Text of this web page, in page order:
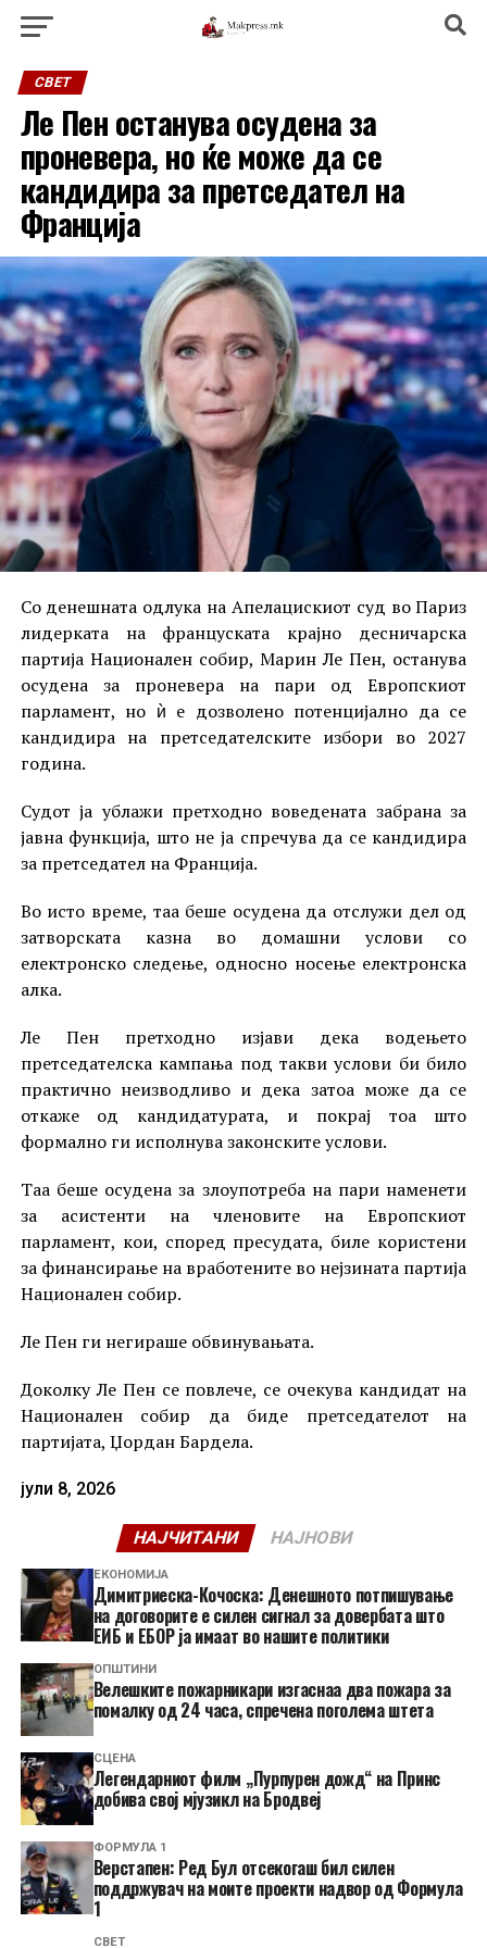
СВЕТ
Ле Пен останува осудена за
проневера, но ќе може да се
кандидира за претседател на
Франција
Со денешната одлука на Апелацискиот суд во Париз
лидерката на француската крајно десничарска
партија Национален собир, Марин Ле Пен, останува
осудена за проневера на пари од Европскиот
парламент, но ѝ е дозволено потенцијално да се
кандидира на претседателските избори во 2027
година.
Судот ја ублажи претходно воведената забрана за
јавна функција, што не ја спречува да се кандидира
за претседател на Франција.
Во исто време, таа беше осудена да отслужи дел од
затворската казна во домашни услови со
електронско следење, односно носење електронска
алка.
Ле Пен претходно изјави дека водењето
претседателска кампања под такви услови би било
практично неизводливо и дека затоа може да се
откаже од кандидатурата, и покрај тоа што
формално ги исполнува законските услови.
Таа беше осудена за злоупотреба на пари наменети
за асистенти на членовите на Европскиот
парламент, кои, според пресудата, биле користени
за финансирање на вработените во нејзината партија
Национален собир.
Ле Пен ги негираше обвинувањата.
Доколку Ле Пен се повлече, се очекува кандидат на
Национален собир да биде претседателот на
партијата, Џордан Бардела.
јули 8, 2026
НАЈЧИТАНИ НАЈНОВИ
ЕКОНОМИЈА
Димитриеска-Кочоска: Денешното потпишување
на договорите е силен сигнал за довербата што
ЕИБ и ЕБОР ја имаат во нашите политики
ОПШТИНИ
Велешките пожарникари изгаснаа два пожара за
помалку од 24 часа, спречена поголема штета
СЦЕНА
Легендарниот филм „Пурпурен дожд“ на Принс
добива свој мјузикл на Бродвеј
ФОРМУЛА 1
Верстапен: Ред Бул отсекогаш бил силен
поддржувач на моите проекти надвор од Формула
1
СВЕТ